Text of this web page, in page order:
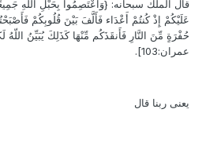
قال الملك سبحانه: {وَاعْتَصِمُواْ بِحَبْلِ اللّهِ
عَلَيْكُمْ إِذْ كُنتُمْ أَعْدَاء فَأَلَّفَ بَيْنَ قُلُوبِكُمْ
حُفْرَةٍ مِّنَ النَّارِ فَأَنقَذَكُم مِّنْهَا كَذَلِكَ يُبَيِّنُ اللّهُ
عمران:103].
يعنى ربنا قال